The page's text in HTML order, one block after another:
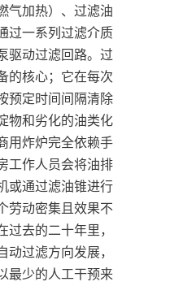
气加热）、过滤油
过一系列过滤介质
驱动过滤回路。过
的核心；它在每次
预定时间间隔清除
物和劣化的油类化
用炸炉完全依赖手
作人员会将油排
或通过滤油锥进行
劳动密集且效果不
过去的二十年里，
动过滤方向发展，
最少的人工干预来